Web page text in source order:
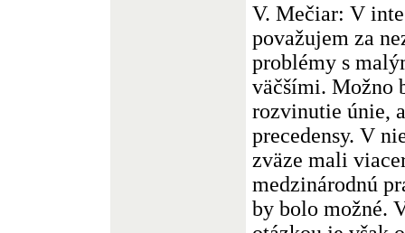
V. Mečiar: V
považujem za
problémy s
väčšími. Možno
rozvinutie únie,
precedensy. V
zväze mali
medzinárodnú
by bolo možné.